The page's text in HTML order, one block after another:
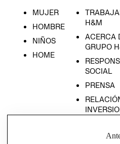
MUJER
HOMBRE
NIÑOS
HOME
H&M
ACERCA
GRUPO
SOCIAL
PRENSA